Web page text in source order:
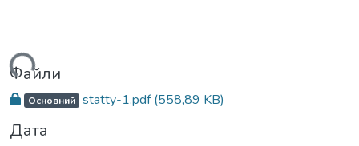
Файли
Основний statty-1.pdf(558,89 KB)
Дата